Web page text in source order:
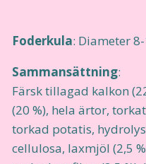
Foderkula: Diameter
Sammansättning:
Färsk tillagad kalkon
(20 %), hela ärtor,
torkad potatis,
cellulosa, laxmjöl (2,5